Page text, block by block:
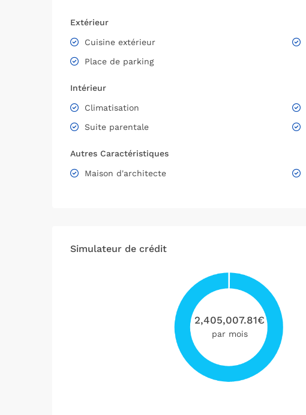
Extérieur
Cuisine extérieur
Place de parking
Intérieur
Climatisation
Suite parentale
Autres Caractéristiques
Maison d'architecte
Simulateur de crédit
2,405,007.81€
par mois